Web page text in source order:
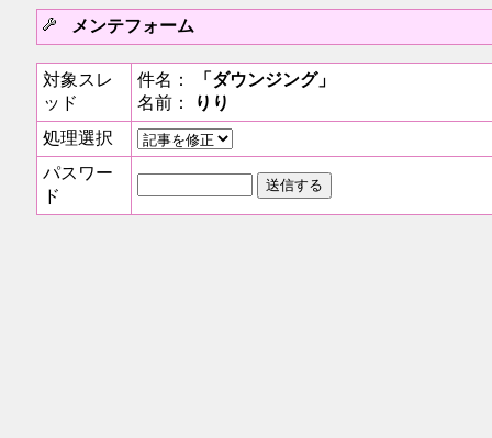
メンテフォーム
対象スレ
ッド
件名：
「ダウンジング」
名前：
りり
処理選択
パスワー
ド